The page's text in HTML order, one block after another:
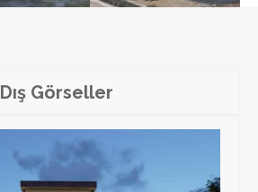
Dış Görseller